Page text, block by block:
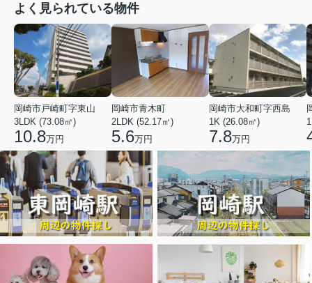
よく見られている物件
岡崎市戸崎町字東山
3LDK (73.08㎡)
10.8万円
岡崎市青木町
2LDK (52.17㎡)
5.6万円
岡崎市大和町字西島
1K (26.08㎡)
7.8万円